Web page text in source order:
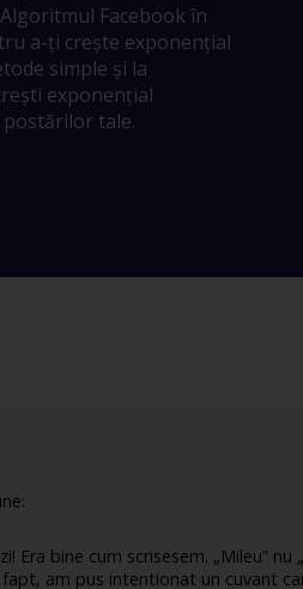
Facebook în
a-ți crește exponențial
simple și la
exponențial
tale.
bine cum scrisesem. „Mileu” nu
am pus intentionat un cuvant